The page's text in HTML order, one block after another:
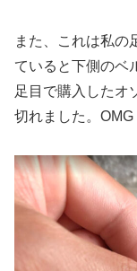
また、これは私の
ていると下側のベ
足目で購入したオ
切れました。OMG